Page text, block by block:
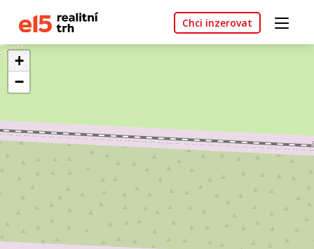
Chci inzerovat
+
−